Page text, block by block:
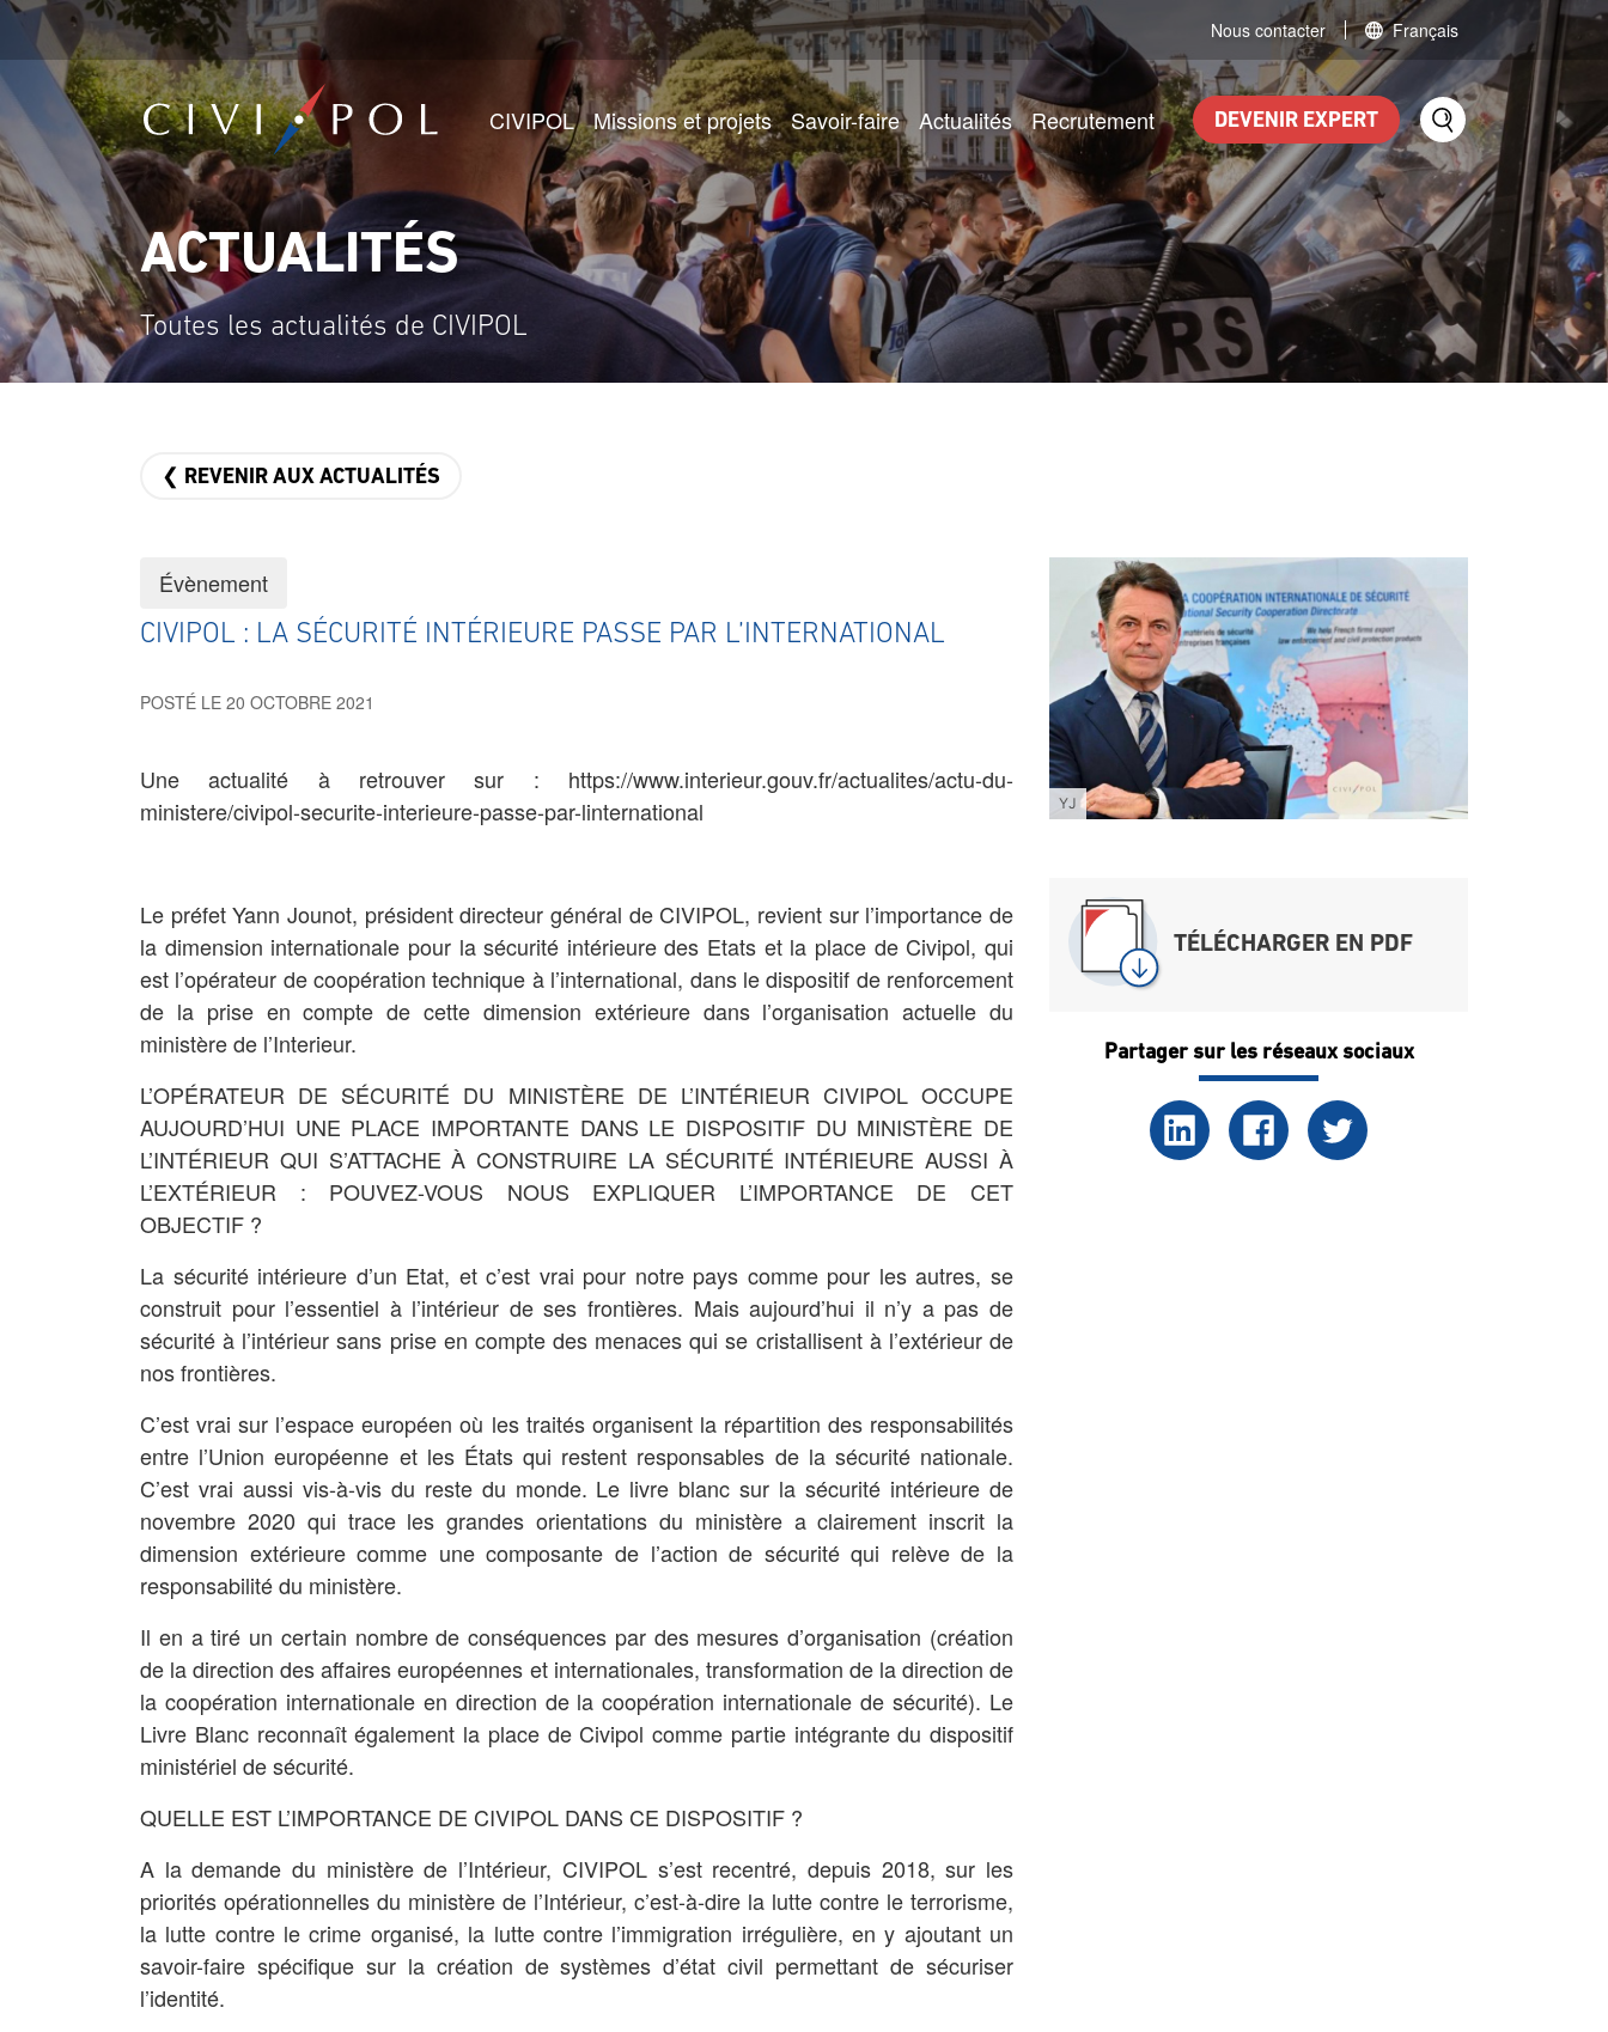
Nous contacter Français
CIVIPOL Missions et projets Savoir-faire Actualités Recrutement DEVENIR EXPERT
ACTUALITÉS
Toutes les actualités de CIVIPOL
❮ REVENIR AUX ACTUALITÉS
Évènement
CIVIPOL : LA SÉCURITÉ INTÉRIEURE PASSE PAR L’INTERNATIONAL
POSTÉ LE 20 OCTOBRE 2021
Une actualité à retrouver sur : https://www.interieur.gouv.fr/actualites/actu-du-
ministere/civipol-securite-interieure-passe-par-linternational
Le préfet Yann Jounot, président directeur général de CIVIPOL, revient sur l’importance de
la dimension internationale pour la sécurité intérieure des Etats et la place de Civipol, qui
est l’opérateur de coopération technique à l’international, dans le dispositif de renforcement
de la prise en compte de cette dimension extérieure dans l’organisation actuelle du
ministère de l’Interieur.
L’OPÉRATEUR DE SÉCURITÉ DU MINISTÈRE DE L’INTÉRIEUR CIVIPOL OCCUPE
AUJOURD’HUI UNE PLACE IMPORTANTE DANS LE DISPOSITIF DU MINISTÈRE DE
L’INTÉRIEUR QUI S’ATTACHE À CONSTRUIRE LA SÉCURITÉ INTÉRIEURE AUSSI À
L’EXTÉRIEUR : POUVEZ-VOUS NOUS EXPLIQUER L’IMPORTANCE DE CET
OBJECTIF ?
La sécurité intérieure d’un Etat, et c’est vrai pour notre pays comme pour les autres, se
construit pour l’essentiel à l’intérieur de ses frontières. Mais aujourd’hui il n’y a pas de
sécurité à l’intérieur sans prise en compte des menaces qui se cristallisent à l’extérieur de
nos frontières.
C’est vrai sur l’espace européen où les traités organisent la répartition des responsabilités
entre l’Union européenne et les États qui restent responsables de la sécurité nationale.
C’est vrai aussi vis-à-vis du reste du monde. Le livre blanc sur la sécurité intérieure de
novembre 2020 qui trace les grandes orientations du ministère a clairement inscrit la
dimension extérieure comme une composante de l’action de sécurité qui relève de la
responsabilité du ministère.
Il en a tiré un certain nombre de conséquences par des mesures d’organisation (création
de la direction des affaires européennes et internationales, transformation de la direction de
la coopération internationale en direction de la coopération internationale de sécurité). Le
Livre Blanc reconnaît également la place de Civipol comme partie intégrante du dispositif
ministériel de sécurité.
QUELLE EST L’IMPORTANCE DE CIVIPOL DANS CE DISPOSITIF ?
A la demande du ministère de l’Intérieur, CIVIPOL s’est recentré, depuis 2018, sur les
priorités opérationnelles du ministère de l’Intérieur, c’est-à-dire la lutte contre le terrorisme,
la lutte contre le crime organisé, la lutte contre l’immigration irrégulière, en y ajoutant un
savoir-faire spécifique sur la création de systèmes d’état civil permettant de sécuriser
l’identité.
YJ
TÉLÉCHARGER EN PDF
Partager sur les réseaux sociaux